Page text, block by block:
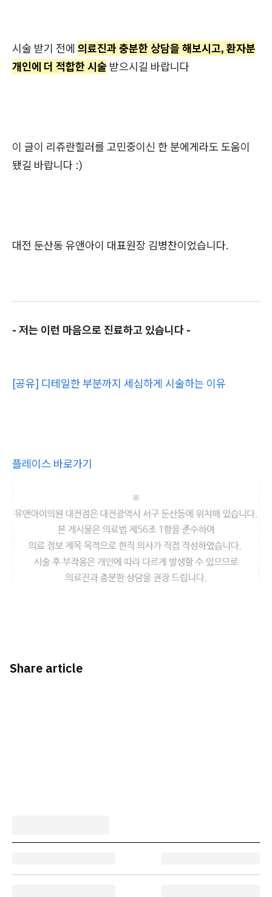
시술 받기 전에 의료진과 충분한 상담을 해보시고, 환자분
개인에 더 적합한 시술 받으시길 바랍니다
이 글이 리쥬란힐러를 고민중이신 한 분에게라도 도움이
됐길 바랍니다 :)
대전 둔산동 유앤아이 대표원장 김병찬이었습니다.
- 저는 이런 마음으로 진료하고 있습니다 -
[공유] 디테일한 부분까지 세심하게 시술하는 이유
플레이스 바로가기
Share article